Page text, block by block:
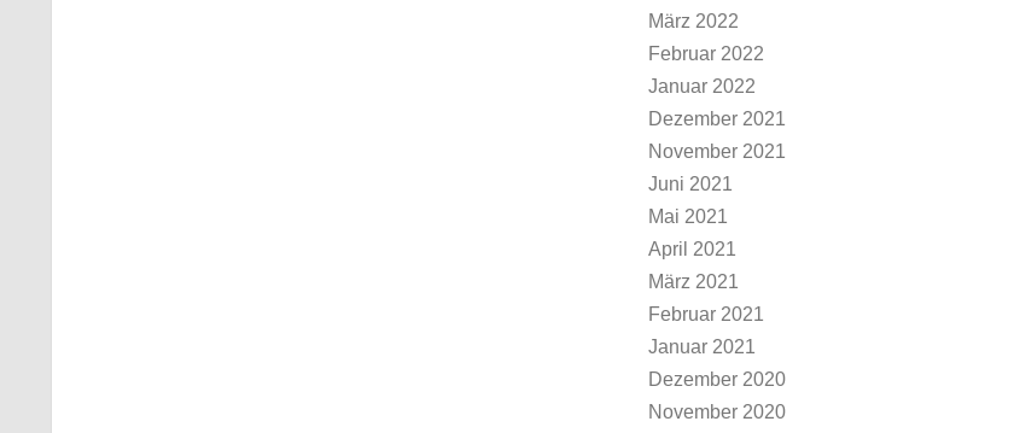
März 2022
Februar 2022
Januar 2022
Dezember 2021
November 2021
Juni 2021
Mai 2021
April 2021
März 2021
Februar 2021
Januar 2021
Dezember 2020
November 2020